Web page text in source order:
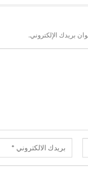
بريدك الإلكتروني.